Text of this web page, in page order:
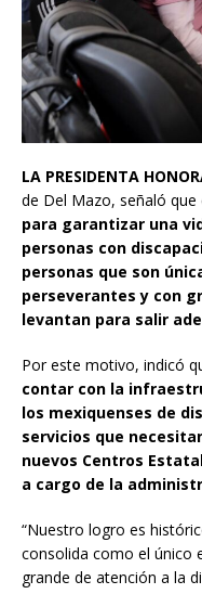
LA PRESIDENTA
de Del Mazo, señaló
para garantizar una
personas con
personas que son
perseverantes y con
levantan para salir
Por este motivo, indicó
contar con la
los mexiquenses de
servicios que
nuevos Centros
a cargo de la
“Nuestro logro es
consolida como el único
grande de atención a la